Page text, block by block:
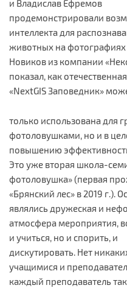
и Владислав Ефремов
продемонстрировали
интеллекта для
животных на
Новиков из компании
показал, как
«NextGIS Заповедник»
только использована для
фотоловушками, но и в
повышению
Это уже вторая школа-
фотоловушка» (первая
«Брянский лес» в 2019 г.).
являлись дружеская и
атмосфера мероприятия,
и учиться, но и спорить, и
дискутировать. Нет
учащимися и
каждый преподаватель